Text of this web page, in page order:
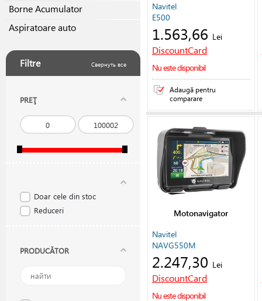
Borne Acumulator
Aspiratoare auto
Filtre Свернуть все
PREŢ
Doar cele din stoc
Reduceri
PRODUCĂTOR
Navitel
E500
1.563,66 Lei
DiscountCard
Nu este disponibil
Adaugă pentru
comparare
Motonavigator
Navitel
NAVG550M
2.247,30 Lei
DiscountCard
Nu este disponibil